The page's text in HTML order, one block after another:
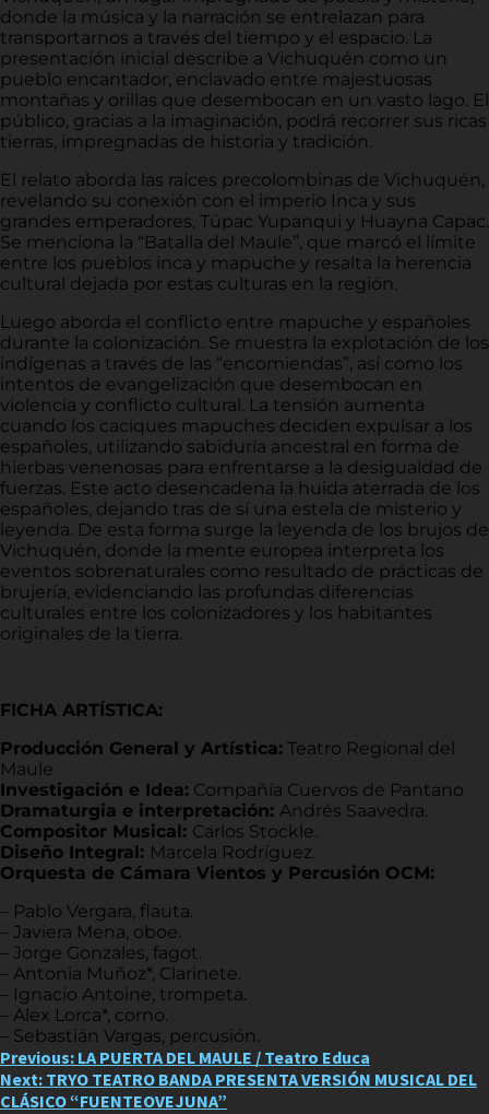
donde la música y la narración se entrelazan para
transportarnos a través del tiempo y el espacio. La
presentación inicial describe a Vichuquén como un
pueblo encantador, enclavado entre majestuosas
montañas y orillas que desembocan en un vasto lago. El
público, gracias a la imaginación, podrá recorrer sus ricas
tierras, impregnadas de historia y tradición.
El relato aborda las raíces precolombinas de Vichuquén,
revelando su conexión con el imperio Inca y sus
grandes emperadores, Túpac Yupanqui y Huayna Capac.
Se menciona la “Batalla del Maule”, que marcó el límite
entre los pueblos inca y mapuche y resalta la herencia
cultural dejada por estas culturas en la región.
Luego aborda el conflicto entre mapuche y españoles
durante la colonización. Se muestra la explotación de los
indígenas a través de las “encomiendas”, así como los
intentos de evangelización que desembocan en
violencia y conflicto cultural. La tensión aumenta
cuando los caciques mapuches deciden expulsar a los
españoles, utilizando sabiduría ancestral en forma de
hierbas venenosas para enfrentarse a la desigualdad de
fuerzas. Este acto desencadena la huida aterrada de los
españoles, dejando tras de sí una estela de misterio y
leyenda. De esta forma surge la leyenda de los brujos de
Vichuquén, donde la mente europea interpreta los
eventos sobrenaturales como resultado de prácticas de
brujería, evidenciando las profundas diferencias
culturales entre los colonizadores y los habitantes
originales de la tierra.
FICHA ARTÍSTICA:
Producción General y Artística: Teatro Regional del
Maule
Investigación e Idea: Compañía Cuervos de Pantano
Dramaturgia e interpretación: Andrés Saavedra.
Compositor Musical: Carlos Stockle.
Diseño Integral: Marcela Rodríguez.
Orquesta de Cámara Vientos y Percusión OCM:
– Pablo Vergara, flauta.
– Javiera Mena, oboe.
– Jorge Gonzales, fagot.
– Antonia Muñoz*, Clarinete.
– Ignacio Antoine, trompeta.
– Alex Lorca*, corno.
– Sebastián Vargas, percusión.
Post
navigation
Previous: LA PUERTA DEL MAULE / Teatro Educa
Next: TRYO TEATRO BANDA PRESENTA VERSIÓN MUSICAL DEL
CLÁSICO “FUENTEOVEJUNA”